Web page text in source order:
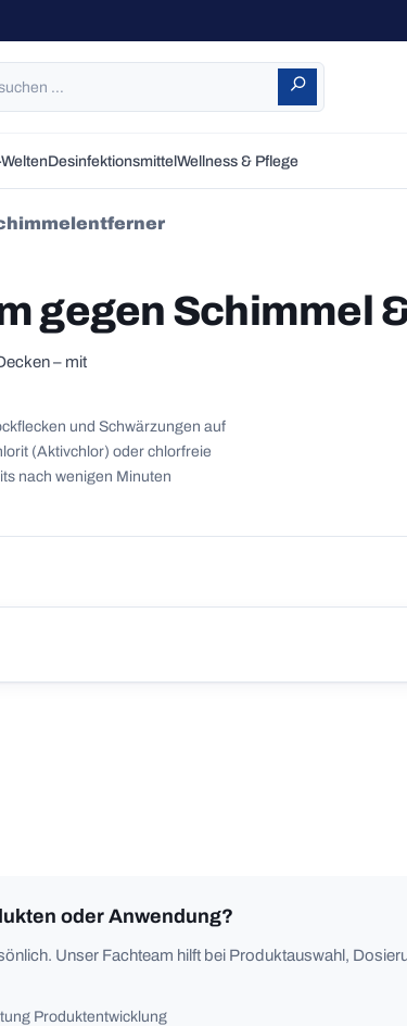
DesinfektionsmittelWellness & Pflege
gegen Schimmel
– mit
und Schwärzungen auf
(Aktivchlor) oder chlorfreie
nach wenigen Minuten
oder Anwendung?
Unser Fachteam hilft bei Produktauswahl,
Produktentwicklung